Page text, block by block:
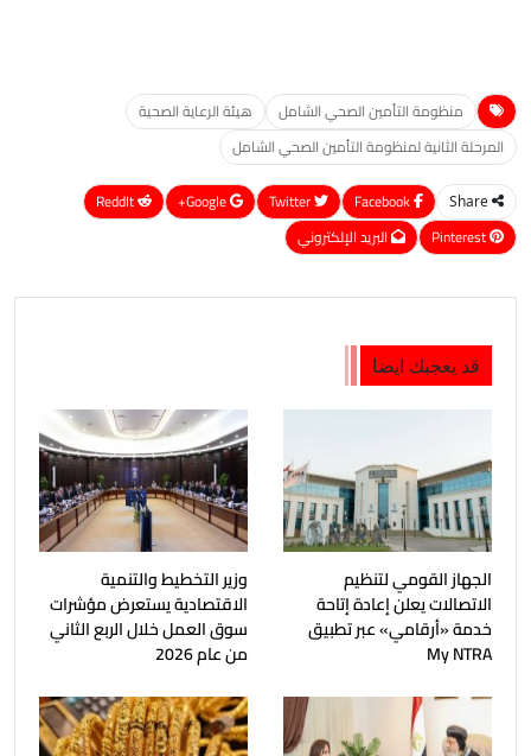
منظومة التأمين الصحي الشامل
هيئة الرعاية الصحية
المرحلة الثانية لمنظومة التأمين الصحي الشامل
Share
Google+
ReddIt
Pinterest
البريد الإلكتروني
قد يعجبك ايضا
الجهاز القومي لتنظيم
الاتصالات يعلن إعادة إتاحة
خدمة «أرقامي» عبر تطبيق
My NTRA
وزير التخطيط والتنمية
الاقتصادية يستعرض مؤشرات
سوق العمل خلال الربع الثاني
من عام 2026